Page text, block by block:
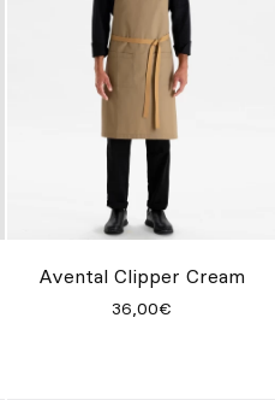
Avental Clipper Cream
36,00€